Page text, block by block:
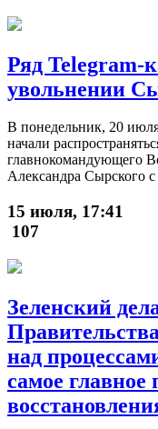
Ряд Telegram-
увольнении
В понедельник, 20
начали
главнокомандующего
Александра Сырского
15 июля, 17:41
107
Зеленский
над
самое